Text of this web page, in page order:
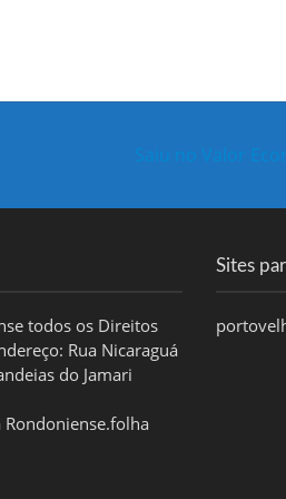
Saiu no Valor
todos os Direitos
Rua Nicaraguá
do Jamari
Sites